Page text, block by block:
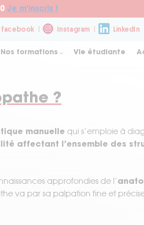
Je m'inscris !
facebook Instagram LinkedIn
Nos formations Vie étudiante
?
manuelle qui s’emploie à
affectant l’ensemble des
approfondies de l’
va par sa palpation fine et